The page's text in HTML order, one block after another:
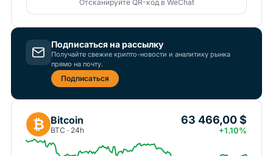
Отсканируйте QR-код в WeChat
Подписаться на рассылку
Получайте свежие крипто-новости и аналитику рынка
прямо на почту.
Подписаться
₿ Bitcoin
BTC · 24h
63 466,00 $
+1.10%